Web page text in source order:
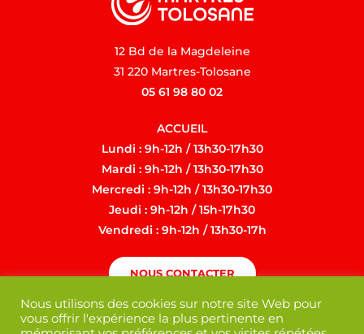
12 Bd de la Magdeleine
31 220 Martres-Tolosane
05 61 98 80 02
ACCUEIL
Lundi : 9h-12h / 13h30-17h30
Mardi : 9h-12h / 13h30-17h30
Mercredi : 9h-12h / 13h30-17h30
Jeudi : 9h-12h / 15h-17h30
Vendredi : 9h-12h / 13h30-17h
NOUS CONTACTER
Nous utilisons des cookies sur notre site Web pour
vous offrir l'expérience la plus pertinente en